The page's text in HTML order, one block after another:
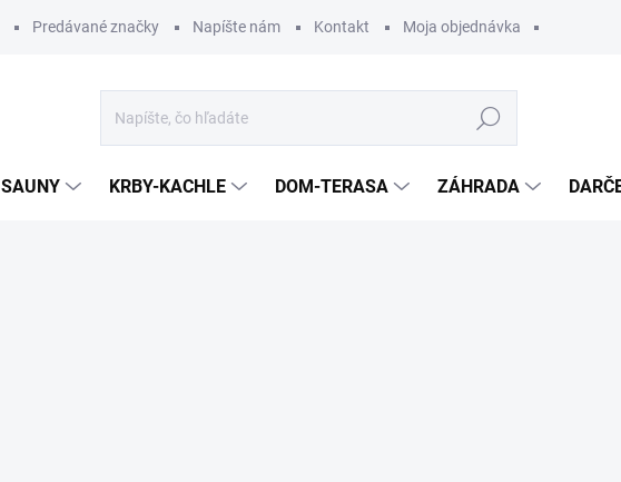
Predávané značky Napíšte nám Kontakt Moja objednávka
Hľadať
SAUNY KRBY-KACHLE DOM-TERASA ZÁHRADA